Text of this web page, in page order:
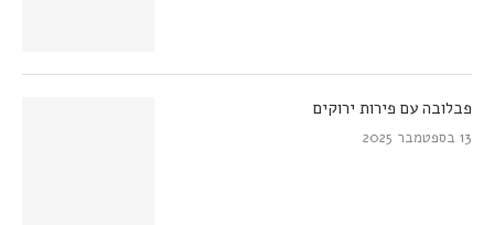
פבלובה עם פירות ירוקים
13 בספטמבר 2025